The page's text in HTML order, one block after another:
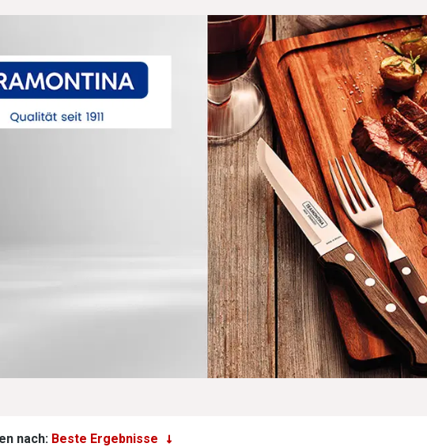
deaktiviert, wenn sie mit der aktuellen Auswahl zu keinen
nach: